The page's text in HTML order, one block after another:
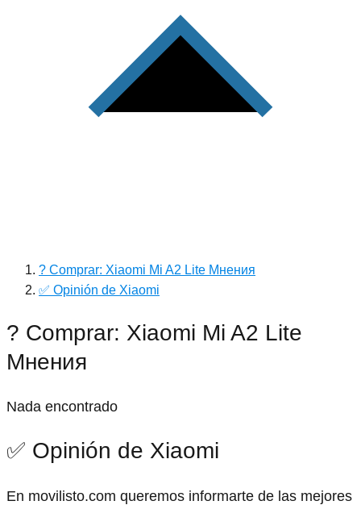
? Comprar: Xiaomi Mi A2 Lite Мнения
✅ Opinión de Xiaomi
? Comprar: Xiaomi Mi A2 Lite
Мнения
Nada encontrado
✅ Opinión de Xiaomi
En movilisto.com queremos informarte de las mejores